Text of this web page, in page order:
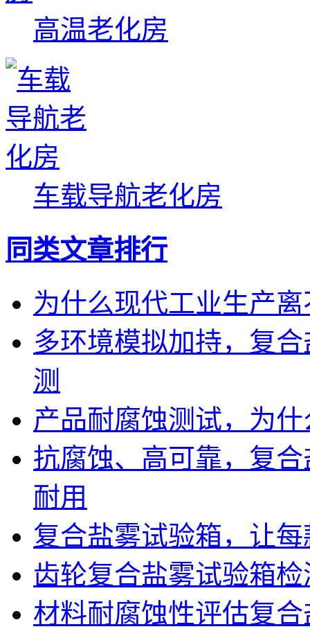
高温老化房
车载导航老化房
同类文章排行
为什么现代工业生产
多环境模拟加持，复
测
产品耐腐蚀测试，为
抗腐蚀、高可靠，复
耐用
复合盐雾试验箱，让
齿轮复合盐雾试验箱
材料耐腐蚀性评估复